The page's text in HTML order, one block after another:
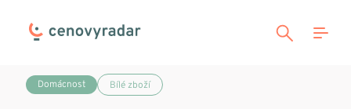
Domácnost Bílé zboží